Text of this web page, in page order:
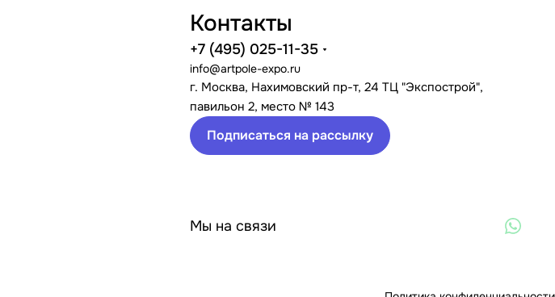
Контакты
+7 (495) 025-11-35
info@artpole-expo.ru
г. Москва, Нахимовский пр-т, 24 ТЦ "Экспострой",
павильон 2, место № 143
Подписаться на рассылку
Мы на связи